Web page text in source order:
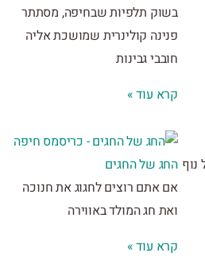
בשוק תלפיות שבחיפה, מסתתר
פנינה קולינרית שמושכת אליה
חובבי גבינות
קרא עוד »
החג של החגים
אם אתם רוצים לחגוג את חנוכה
ואת חג המולד באווירה
קרא עוד »